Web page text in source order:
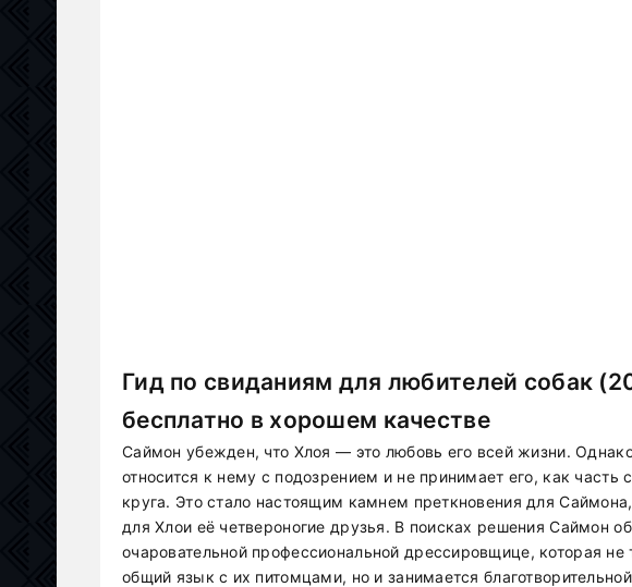
Гид по свиданиям для любителей собак
бесплатно в хорошем качестве
Саймон убежден, что Хлоя — это любовь его всей жизни.
относится к нему с подозрением и не принимает его, как часть
круга. Это стало настоящим камнем преткновения для
для Хлои её четвероногие друзья. В поисках решения Саймон
очаровательной профессиональной дрессировщице, которая
общий язык с их питомцами, но и занимается